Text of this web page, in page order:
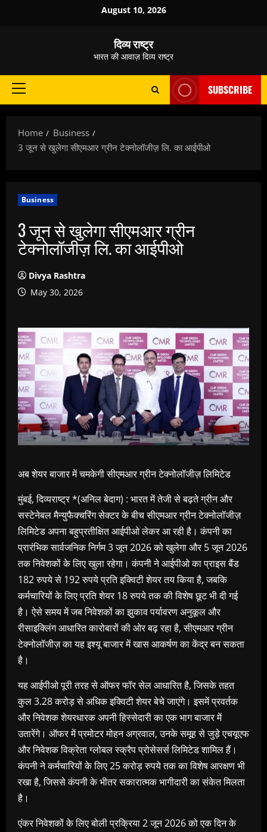
August 10, 2026
दिव्य राष्ट्र
भारत की आवाज़ दिव्य राष्ट्र
Primary
SUBSCRIBE
Home
Business
3 जून से खुलेगा सीएमआर ग्रीन टेक्नोलॉजीज़ लि. का आईपीओ
Business
3 जून से खुलेगा सीएमआर ग्रीन
टेक्नोलॉजीज़ लि. का आईपीओ
Divya Rashtra
May 30, 2026
अब शेयर बाजार में चमकेगी सीएमआर ग्रीन टेक्नोलॉजीज़ लिमिटेड
मुंबई, दिव्यराष्ट्र *(अनिल बेदाग) : भारत में तेजी से बढ़ते ग्रीन और
सस्टेनेबल मैन्युफैक्चरिंग सेक्टर के बीच सीएमआर ग्रीन टेक्नोलॉजीज़
लिमिटेड अपना बहुप्रतीक्षित आईपीओ लेकर आ रही है। कंपनी का
प्रारंभिक सार्वजनिक निर्गम 3 जून 2026 को खुलेगा और 5 जून 2026
तक निवेशकों के लिए खुला रहेगा। कंपनी ने आईपीओ का प्राइस बैंड
182 रुपये से 192 रुपये प्रति इक्विटी शेयर तय किया है, जबकि
कर्मचारियों के लिए प्रति शेयर 18 रुपये तक की विशेष छूट भी दी गई
है। ऐसे समय में जब निवेशकों का झुकाव पर्यावरण अनुकूल और
रीसाइक्लिंग आधारित कारोबारों की ओर बढ़ रहा है, सीएमआर ग्रीन
टेक्नोलॉजीज़ का यह इश्यू बाजार में खास आकर्षण का केंद्र बन सकता
है।
यह आईपीओ पूरी तरह से ऑफर फॉर सेल आधारित है, जिसके तहत
कुल 3.28 करोड़ से अधिक इक्विटी शेयर बेचे जाएंगे। इसमें प्रवर्तक
और निवेशक शेयरधारक अपनी हिस्सेदारी का एक भाग बाजार में
उतारेंगे। ऑफर में प्रमोटर मोहन अग्रवाल, उनके समूह से जुड़े एचयूएफ
और निवेशक विक्रेता ग्लोबल स्क्रैप प्रोसेसर्स लिमिटेड शामिल हैं।
कंपनी ने कर्मचारियों के लिए 25 करोड़ रुपये तक का विशेष आरक्षण भी
रखा है, जिससे कंपनी के भीतर सकारात्मक भागीदारी का संकेत मिलता
है।
एंकर निवेशकों के लिए बोली प्रक्रिया 2 जून 2026 को एक दिन के